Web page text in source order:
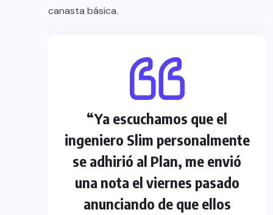
canasta básica.
“Ya escuchamos que el
ingeniero Slim personalmente
se adhirió al Plan, me envió
una nota el viernes pasado
anunciando de que ellos